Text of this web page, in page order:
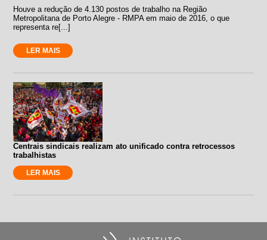
Houve a redução de 4.130 postos de trabalho na Região
Metropolitana de Porto Alegre - RMPA em maio de 2016, o que
representa re[...]
LER MAIS
Centrais sindicais realizam ato unificado contra retrocessos
trabalhistas
LER MAIS